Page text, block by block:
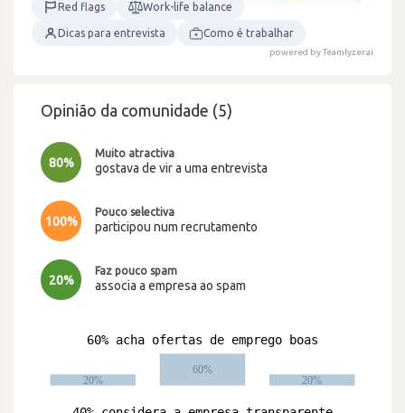
Red flags Work-life balance
Dicas para entrevista Como é trabalhar
powered by Teamlyzer.ai
Opinião da comunidade (5)
80%
Muito atractiva
gostava de vir a uma entrevista
100%
Pouco selectiva
participou num recrutamento
20%
Faz pouco spam
associa a empresa ao spam